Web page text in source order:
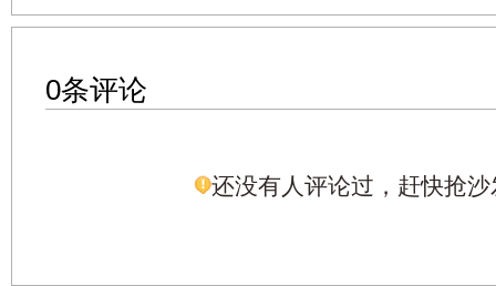
0条评论
还没有人评论过，赶快抢沙